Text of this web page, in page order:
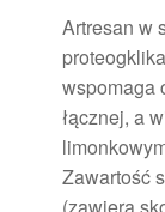
Artresan w
wspomaga
łącznej, a
Zawartość
(zawiera